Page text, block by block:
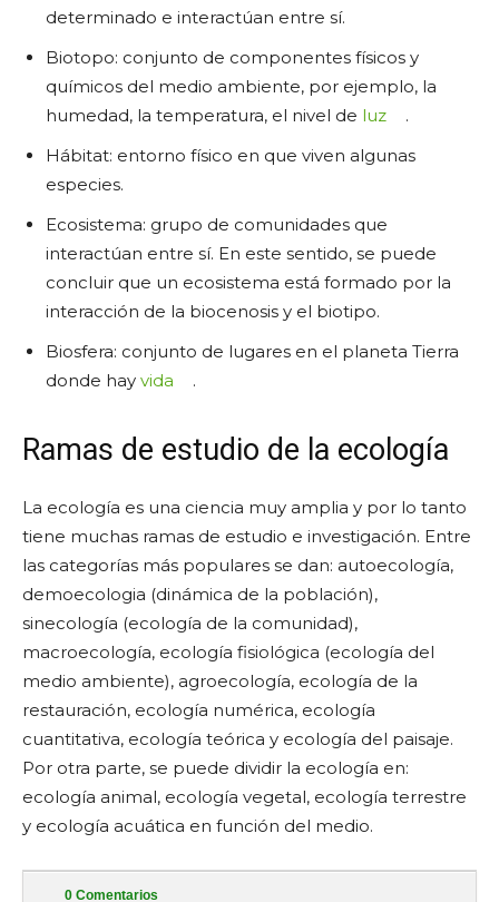
determinado e interactúan entre sí.
Biotopo: conjunto de componentes físicos y
químicos del medio ambiente, por ejemplo, la
humedad, la temperatura, el nivel de luz
.
Hábitat: entorno físico en que viven algunas
especies.
Ecosistema: grupo de comunidades que
interactúan entre sí. En este sentido, se puede
concluir que un ecosistema está formado por la
interacción de la biocenosis y el biotipo.
Biosfera: conjunto de lugares en el planeta Tierra
donde hay vida .
Ramas de estudio de la ecología
La ecología es una ciencia muy amplia y por lo tanto
tiene muchas ramas de estudio e investigación. Entre
las categorías más populares se dan: autoecología,
demoecologia (dinámica de la población),
sinecología (ecología de la comunidad),
macroecología, ecología fisiológica (ecología del
medio ambiente), agroecología, ecología de la
restauración, ecología numérica, ecología
cuantitativa, ecología teórica y ecología del paisaje.
Por otra parte, se puede dividir la ecología en:
ecología animal, ecología vegetal, ecología terrestre
y ecología acuática en función del medio.
0 Comentarios